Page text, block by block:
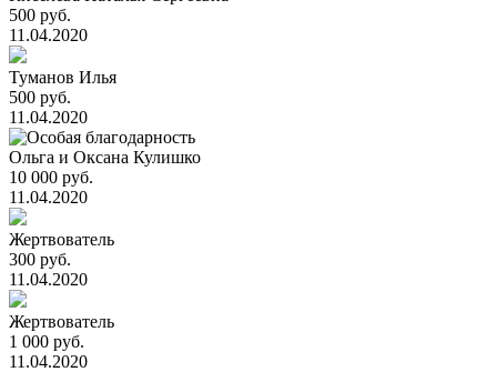
500 руб.
11.04.2020
Туманов Илья
500 руб.
11.04.2020
Ольга и Оксана Кулишко
10 000 руб.
11.04.2020
Жертвователь
300 руб.
11.04.2020
Жертвователь
1 000 руб.
11.04.2020